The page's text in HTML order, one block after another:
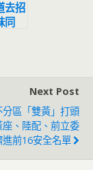
去招
同
Next Post
區「雙黃」打頭
、陸配、前立委
進前16安全名單